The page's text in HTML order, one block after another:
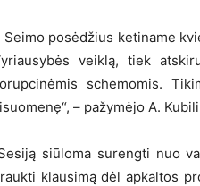
Seimo posėdžius ketiname
veiklą, tiek
schemomis.
– pažymėjo A.
siūloma surengti nuo
klausimą dėl apkaltos